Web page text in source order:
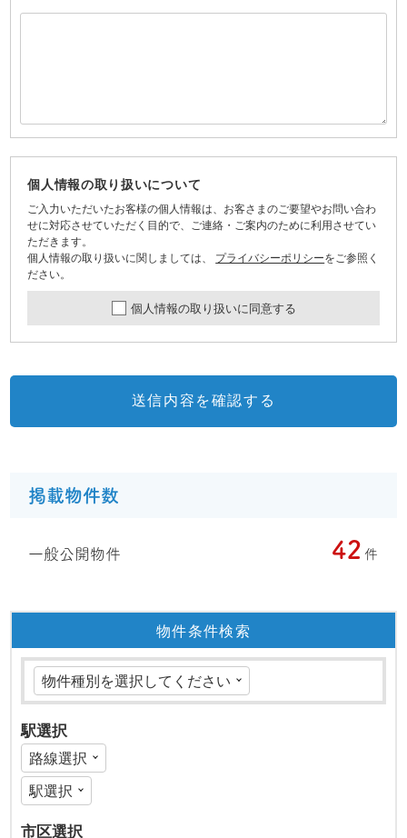
個人情報の取り扱いについて
ご入力いただいたお客様の個人情報は、お客さまのご要望やお問い合わ
せに対応させていただく目的で、ご連絡・ご案内のために利用させてい
ただきます。
個人情報の取り扱いに関しましては、 プライバシーポリシーをご参照く
ださい。
個人情報の取り扱いに同意する
送信内容を確認する
掲載物件数
一般公開物件 42 件
物件条件検索
駅選択
市区選択